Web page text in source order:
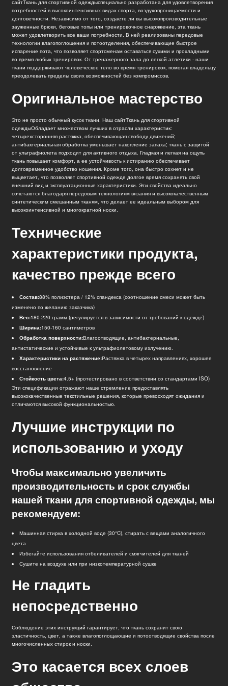
сайтТкань для спортивной одеждыспециально разработана для удовлетворения
потребностей в высокоинтенсивных видах спорта, воздухопроницаемости и
долговечности. Независимо от того, создаете ли вы высокопроизводительные
зауженные брюки, беговые топы или тренировочное снаряжение, эта ткань
может удовлетворить все ваши потребности. В ней реализованы передовые
технологии влагопоглощения и потоотделения, обеспечивающие быстрое
испарение пота, что позволяет спортсменам оставаться сухими и прохладными
во время любых тренировок. От тренажерного зала до легкой атлетики - наши
ткани поддерживают человеческое тело во время тренировок, помогая владельцу
преодолевать пределы своих возможностей без компромиссов.
Оригинальное мастерство
Это не просто обычный кусок ткани. Наш сайтТкань для спортивной
одеждыОбладает множеством лучших в отрасли характеристик:
четырехсторонняя растяжка, обеспечивающая свободу движений;
антибактериальная обработка уменьшает накопление запаха; ткань с защитой
от ультрафиолета подходит для активного отдыха. Гладкая и легкая на ощупь
ткань повышает комфорт, а ее устойчивость к истиранию обеспечивает
долговременное удобство ношения. Кроме того, она быстро сохнет и не
выцветает, что позволяет спортивной одежде долгое время сохранять свой
внешний вид и эксплуатационные характеристики. Эти свойства идеально
сочетаются благодаря передовым технологиям вязания и высококачественным
синтетическим смешанным тканям, что делает ее идеальным выбором для
высокоинтенсивной и многократной носки.
Технические
характеристики продукта,
качество прежде всего
Состав:88% полиэстера / 12% спандекса (соотношение смеси может быть
изменено по желанию заказчика)
Вес:180-220 грамм (регулируется в зависимости от требований к одежде)
Ширина:150-160 сантиметров
Обработка поверхности:Влагоотводящие, антибактериальные,
антистатические и устойчивые к ультрафиолетовому излучению.
Характеристики на растяжение:Растяжка в четырех направлениях, хорошее
восстановление
Стойкость цвета:4.5+ (протестировано в соответствии со стандартами ISO)
Эти спецификации отражают наше стремление предоставлять
высококачественные текстильные решения, которые превосходят ожидания и
отличаются высокой функциональностью.
Лучшие инструкции по
использованию и уходу
Чтобы максимально увеличить
производительность и срок службы
нашей ткани для спортивной одежды, мы
рекомендуем:
Машинная стирка в холодной воде (30°C), стирать с вещами аналогичного
цвета
Избегайте использования отбеливателей и смягчителей для тканей
Сушите на воздухе или при низкотемпературной сушке
Не гладить
непосредственно
Соблюдение этих инструкций гарантирует, что ткань сохранит свою
эластичность, цвет, а также влагопоглощающие и потоотводящие свойства после
многочисленных стирок и носки.
Это касается всех слоев